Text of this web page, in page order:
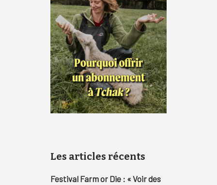
Les articles récents
Festival Farm or Die : « Voir des